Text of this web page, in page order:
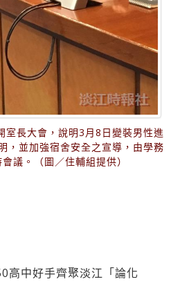
室長大會，說明3月8日變裝男性進
，並加強宿舍安全之宣導，由學務
議。（圖／住輔組提供）
高中好手齊聚淡江「論化